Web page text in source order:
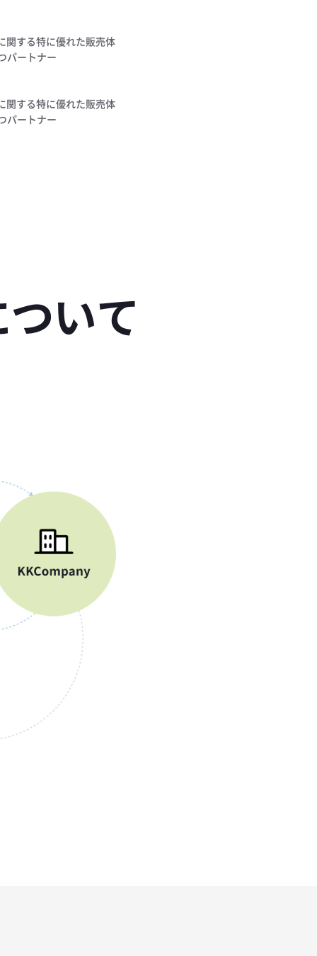
関する特に優れた販売体
パートナー
関する特に優れた販売体
パートナー
いて